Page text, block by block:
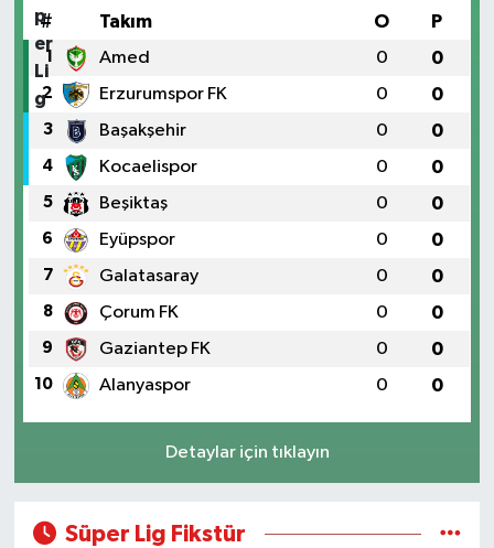
# Takım O P
1 Amed 0 0
2 Erzurumspor FK 0 0
3 Başakşehir 0 0
4 Kocaelispor 0 0
5 Beşiktaş 0 0
6 Eyüpspor 0 0
7 Galatasaray 0 0
8 Çorum FK 0 0
9 Gaziantep FK 0 0
10 Alanyaspor 0 0
Detaylar için tıklayın
Süper Lig Fikstür